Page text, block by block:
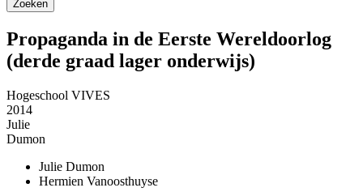
Propaganda in de Eerste Wereldoorlog
(derde graad lager onderwijs)
Hogeschool VIVES
2014
Julie
Dumon
Julie Dumon
Hermien Vanoosthuyse